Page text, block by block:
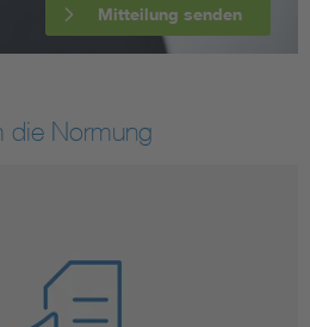
Mitteilung senden
die Normung